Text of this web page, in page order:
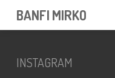
BANFI MIRKO
INSTAGRAM